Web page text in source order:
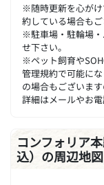
※随時更新を心が
約している場合も
※駐車場・駐輪場
せ下さい。
※ペット飼育や
管理規約で可能に
の場合もございま
詳細はメールやお
コンフォリア
込）の周辺地図